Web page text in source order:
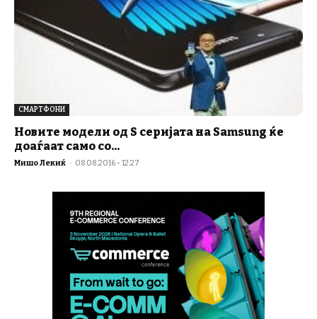
СМАРТФОНИ
Новите модели од S серијата на Samsung ќе
доаѓаат само со...
Мишо Лекиќ - 08.08.2016 - 12:27